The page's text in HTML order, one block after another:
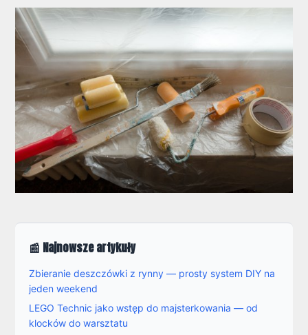
📰 Najnowsze artykuły
Zbieranie deszczówki z rynny — prosty system DIY na
jeden weekend
LEGO Technic jako wstęp do majsterkowania — od
klocków do warsztatu